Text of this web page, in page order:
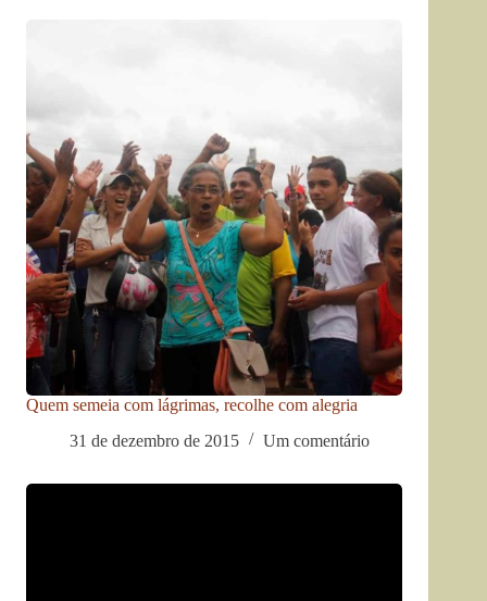
Quem semeia com lágrimas, recolhe com alegria
31 de dezembro de 2015
Um comentário